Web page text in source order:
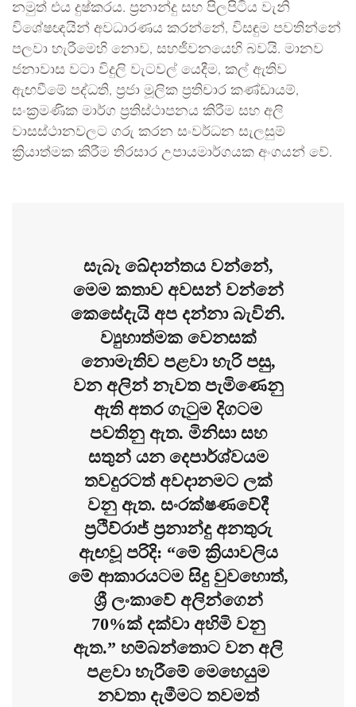
නමුත් එය දුෂ්කරය. ප්‍රනාන්දු සහ පිලපිටිය වැනි
විශේෂඥයින් අවධාරණය කරන්නේ, විසඳුම පවතින්නේ
පලවා හැරීමෙහි නොව, සහජීවනයෙහි බවයි. මානව
ජනාවාස වටා විදුලි වැටවල් යෙදීම, කල් ඇතිව
ඇඟවීමේ පද්ධති, ප්‍රජා මූලික ප්‍රතිචාර කණ්ඩායම්,
සංක්‍රමණික මාර්ග ප්‍රතිස්ථාපනය කිරීම සහ අලි
වාසස්ථානවලට ගරු කරන සංවර්ධන සැලසුම්
ක්‍රියාත්මක කිරීම තිරසාර උපායමාර්ගයක අංගයන් වේ.
සැබෑ ඛේදාන්තය වන්නේ,
මෙම කතාව අවසන් වන්නේ
කෙසේදැයි අප දන්නා බැවිනි.
ව්‍යුහාත්මක වෙනසක්
නොමැතිව පළවා හැරි පසු,
වන අලින් නැවත පැමිණෙනු
ඇති අතර ගැටුම දිගටම
පවතිනු ඇත. මිනිසා සහ
සතුන් යන දෙපාර්ශ්වයම
තවදුරටත් අවදානමට ලක්
වනු ඇත. සංරක්ෂණවේදී
ප්‍රථිව්රාජ් ප්‍රනාන්දු අනතුරු
ඇඟවූ පරිදි: “මේ ක්‍රියාවලිය
මේ ආකාරයටම සිදු වුවහොත්,
ශ්‍රී ලංකාවේ අලින්ගෙන්
70%ක් දක්වා අහිමි වනු
ඇත.” හම්බන්තොට වන අලි
පළවා හැරීමේ මෙහෙයුම
නවතා දැමීමට තවමත්